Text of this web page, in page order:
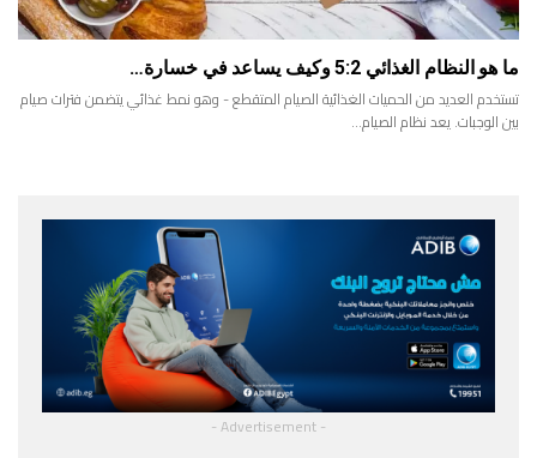
ما هو النظام الغذائي 5:2 وكيف يساعد في خسارة…
تستخدم العديد من الحميات الغذائية الصيام المتقطع - وهو نمط غذائي يتضمن فترات صيام
بين الوجبات. يعد نظام الصيام…
- Advertisement -